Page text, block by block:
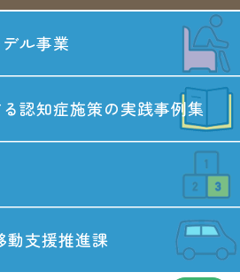
ル事業
認知症施策の実践事例集
動支援推進課